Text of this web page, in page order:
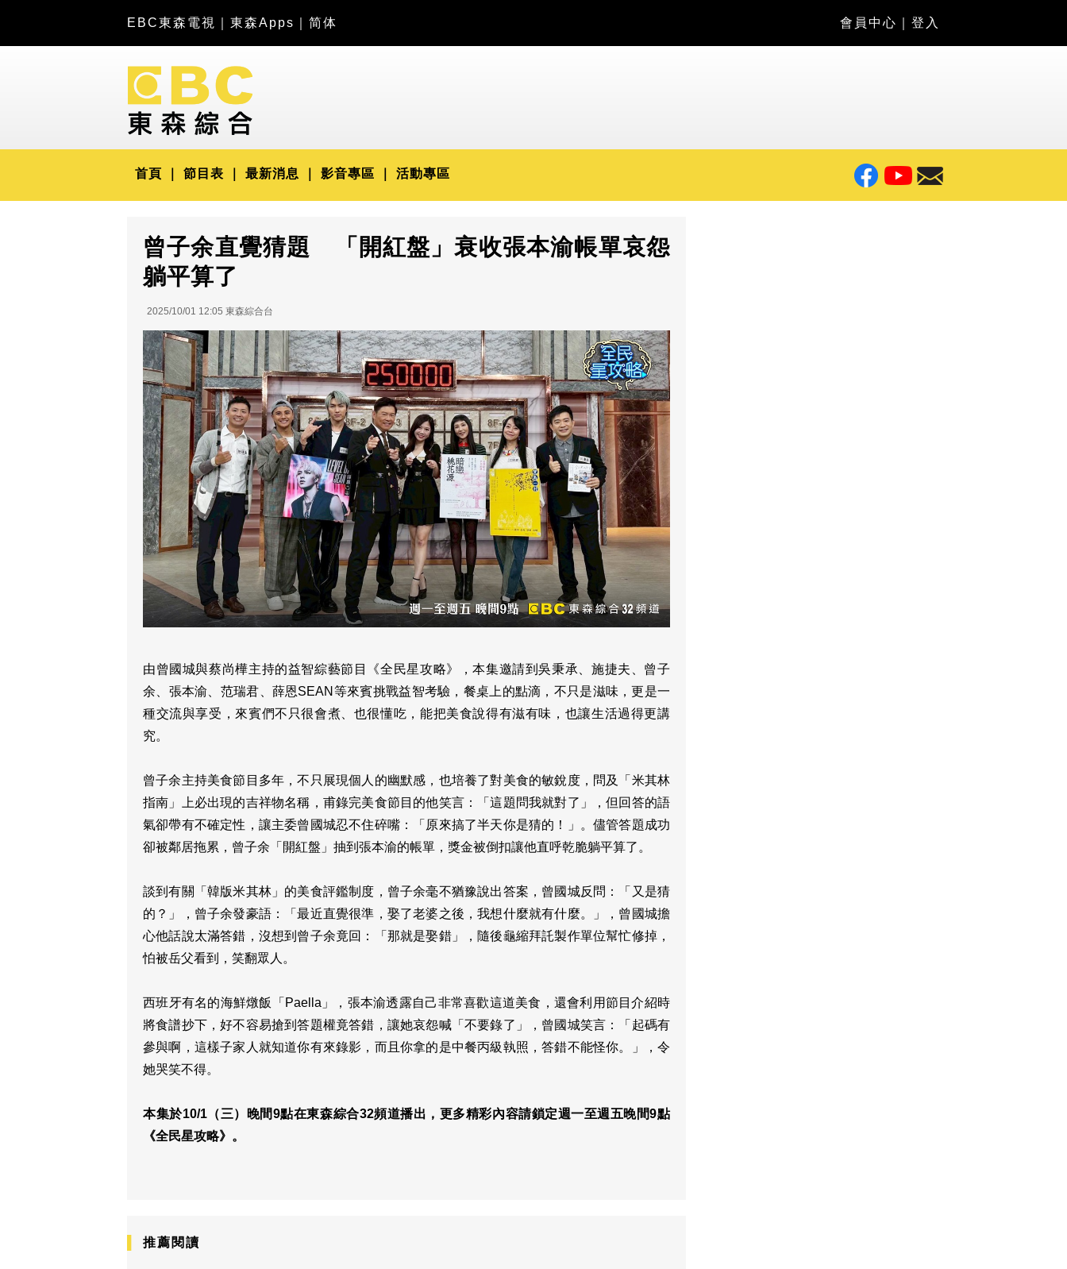
EBC東森電視 東森Apps 简体 會員中心 登入
首頁 節目表 最新消息 影音專區 活動專區
曾子余直覺猜題 「開紅盤」衰收張本渝帳單哀怨
躺平算了
2025/10/01 12:05 東森綜合台
由曾國城與蔡尚樺主持的益智綜藝節目《全民星攻略》，本集邀請到吳秉承、施捷夫、曾子
余、張本渝、范瑞君、薛恩SEAN等來賓挑戰益智考驗，餐桌上的點滴，不只是滋味，更是一
種交流與享受，來賓們不只很會煮、也很懂吃，能把美食說得有滋有味，也讓生活過得更講
究。
曾子余主持美食節目多年，不只展現個人的幽默感，也培養了對美食的敏銳度，問及「米其林
指南」上必出現的吉祥物名稱，甫錄完美食節目的他笑言：「這題問我就對了」，但回答的語
氣卻帶有不確定性，讓主委曾國城忍不住碎嘴：「原來搞了半天你是猜的！」。儘管答題成功
卻被鄰居拖累，曾子余「開紅盤」抽到張本渝的帳單，獎金被倒扣讓他直呼乾脆躺平算了。
談到有關「韓版米其林」的美食評鑑制度，曾子余毫不猶豫說出答案，曾國城反問：「又是猜
的？」，曾子余發豪語：「最近直覺很準，娶了老婆之後，我想什麼就有什麼。」，曾國城擔
心他話說太滿答錯，沒想到曾子余竟回：「那就是娶錯」，隨後龜縮拜託製作單位幫忙修掉，
怕被岳父看到，笑翻眾人。
西班牙有名的海鮮燉飯「Paella」，張本渝透露自己非常喜歡這道美食，還會利用節目介紹時
將食譜抄下，好不容易搶到答題權竟答錯，讓她哀怨喊「不要錄了」，曾國城笑言：「起碼有
參與啊，這樣子家人就知道你有來錄影，而且你拿的是中餐丙級執照，答錯不能怪你。」，令
她哭笑不得。
本集於10/1（三）晚間9點在東森綜合32頻道播出，更多精彩內容請鎖定週一至週五晚間9點
《全民星攻略》。
推薦閱讀